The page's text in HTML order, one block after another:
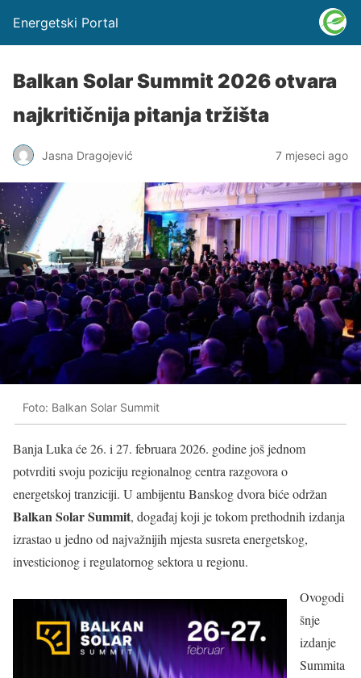
Energetski Portal
Balkan Solar Summit 2026 otvara
najkritičnija pitanja tržišta
Jasna Dragojević 7 mjeseci ago
Foto: Balkan Solar Summit
Banja Luka će 26. i 27. februara 2026. godine još jednom
potvrditi svoju poziciju regionalnog centra razgovora o
energetskoj tranziciji. U ambijentu Banskog dvora biće održan
Balkan Solar Summit, događaj koji je tokom prethodnih izdanja
izrastao u jedno od najvažnijih mjesta susreta energetskog,
investicionog i regulatornog sektora u regionu.
Ovogodi
šnje
izdanje
Summita